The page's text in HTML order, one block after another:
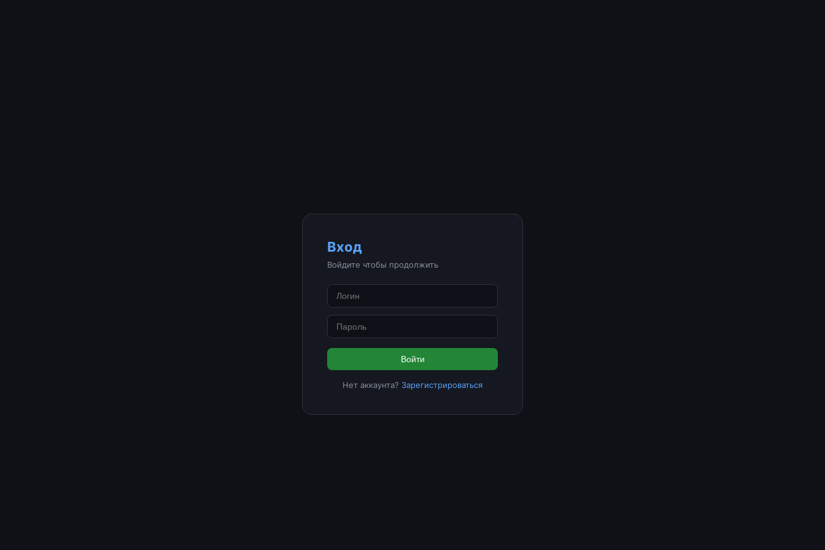
Вход
Войдите чтобы продолжить
Войти
Нет аккаунта? Зарегистрироваться